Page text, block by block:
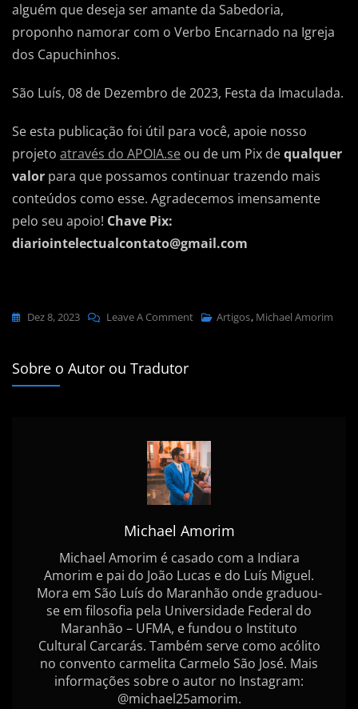
alguém que deseja ser amante da Sabedoria,
proponho namorar com o Verbo Encarnado na Igreja
dos Capuchinhos.
São Luís, 08 de Dezembro de 2023, Festa da Imaculada.
Se esta publicação foi útil para você, apoie nosso
projeto através do APOIA.se ou de um Pix dequalquer
valor para que possamos continuar trazendo mais
conteúdos como esse. Agradecemos imensamente
pelo seu apoio! Chave Pix:
diariointelectualcontato@gmail.com
Dez 8, 2023 Leave A CommentOn
Ferreira
Dos
Santos
—
Resenha
Artigos, Michael Amorim
Sobre o Autor ou Tradutor
Michael Amorim
Michael Amorim é casado com a Indiara
Amorim e pai do João Lucas e do Luís Miguel.
Mora em São Luís do Maranhão onde graduou-
se em filosofia pela Universidade Federal do
Maranhão – UFMA, e fundou o Instituto
Cultural Carcarás. Também serve como acólito
no convento carmelita Carmelo São José. Mais
informações sobre o autor no Instagram:
@michael25amorim.